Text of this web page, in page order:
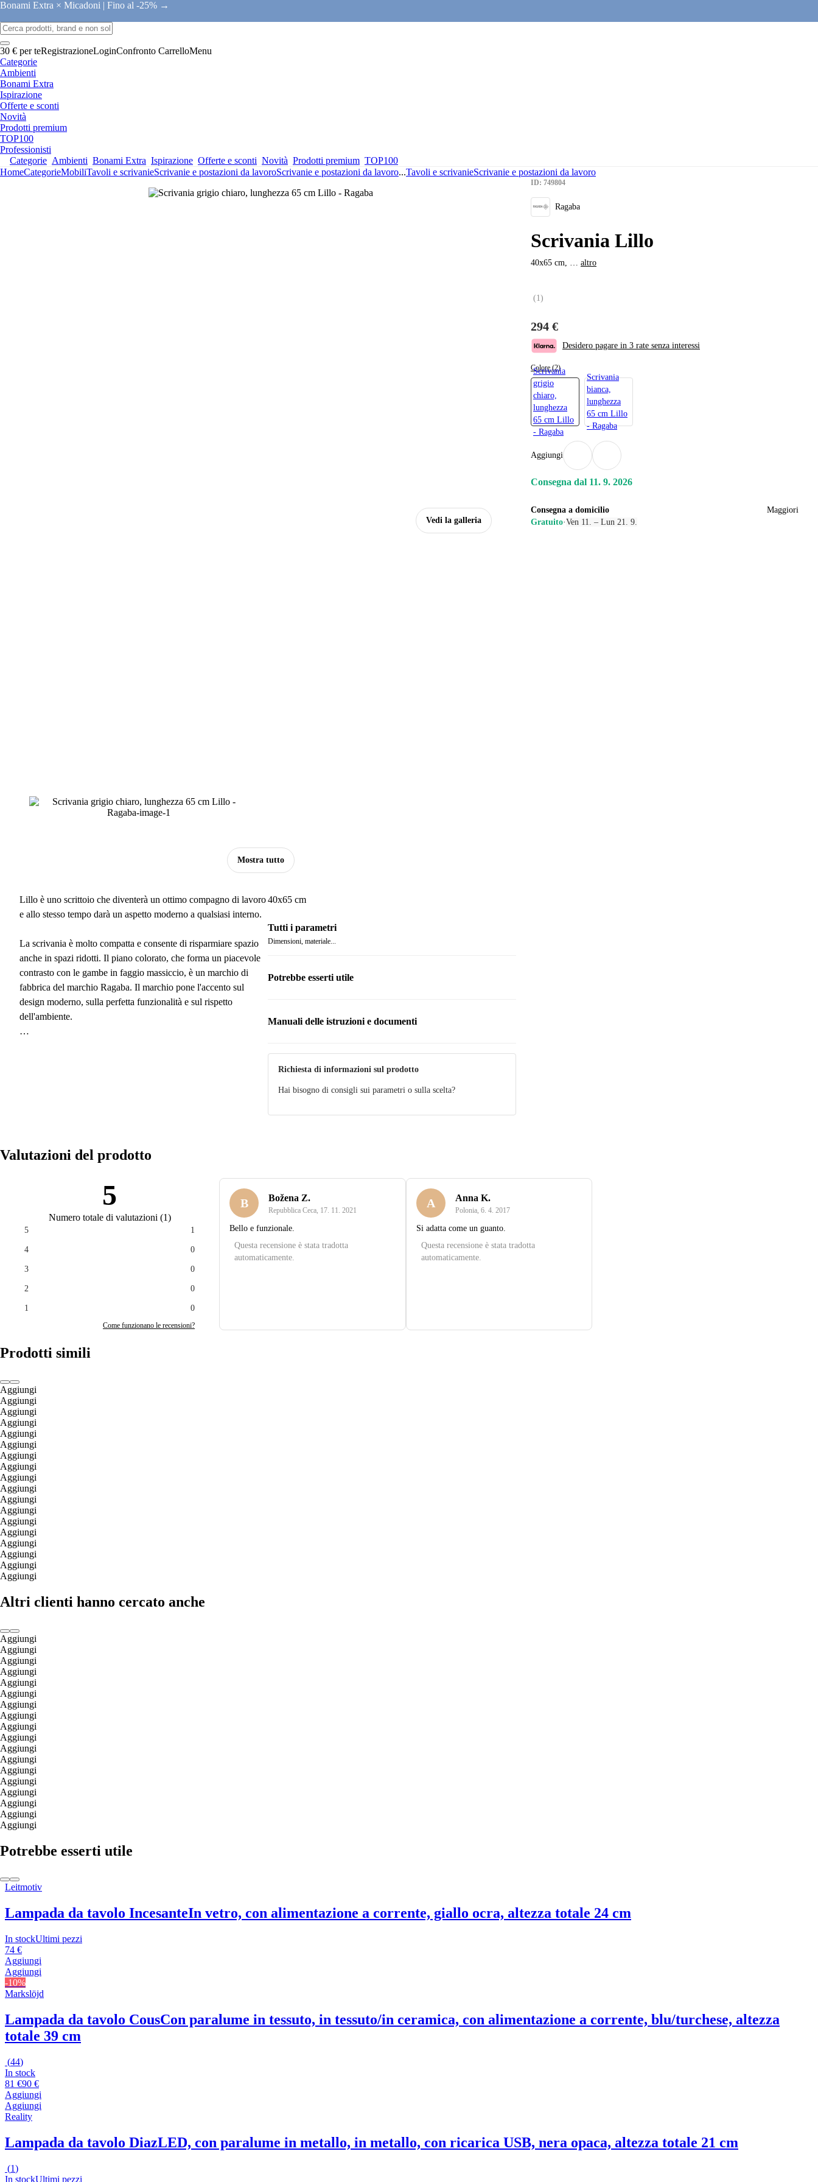
Bonami Extra × Micadoni | Fino al -25% →
30 € per teRegistrazioneLoginConfronto CarrelloMenu
Categorie
Ambienti
Bonami Extra
Ispirazione
Offerte e sconti
Novità
Prodotti premium
TOP100
Professionisti
Categorie Ambienti Bonami Extra Ispirazione Offerte e sconti Novità Prodotti premium TOP100
HomeCategorieMobiliTavoli e scrivanieScrivanie e postazioni da lavoroScrivanie e postazioni da lavoro...Tavoli e scrivanieScrivanie e postazioni da lavoro
Vedi la galleria
Mostra tutto
ID: 749804
Ragaba
Scrivania Lillo
40x65 cm, … altro
(1 )
294 €
Desidero pagare in 3 rate senza interessi
Colore (2)
Scrivania
grigio
chiaro,
lunghezza
65 cm Lillo
- Ragaba
Scrivania
bianca,
lunghezza
65 cm Lillo
- Ragaba
Aggiungi
Consegna dal 11. 9. 2026
Consegna a domicilio
Gratuito·Ven 11. – Lun 21. 9.
Maggiori
Lillo è uno scrittoio che diventerà un ottimo compagno di lavoro
e allo stesso tempo darà un aspetto moderno a qualsiasi interno.
La scrivania è molto compatta e consente di risparmiare spazio
anche in spazi ridotti. Il piano colorato, che forma un piacevole
contrasto con le gambe in faggio massiccio, è un marchio di
fabbrica del marchio Ragaba. Il marchio pone l'accento sul
design moderno, sulla perfetta funzionalità e sul rispetto
dell'ambiente.
40x65 cm
Tutti i parametri
Dimensioni, materiale...
Potrebbe esserti utile
Manuali delle istruzioni e documenti
Richiesta di informazioni sul prodotto
Hai bisogno di consigli sui parametri o sulla scelta?
Valutazioni del prodotto
5
Numero totale di valutazioni (1)
5 1
4 0
3 0
2 0
1 0
Come funzionano le recensioni?
B Božena Z.
Repubblica Ceca, 17. 11. 2021
Bello e funzionale.
Questa recensione è stata tradotta
automaticamente.
A Anna K.
Polonia, 6. 4. 2017
Si adatta come un guanto.
Questa recensione è stata tradotta
automaticamente.
Prodotti simili
Aggiungi
Aggiungi
Aggiungi
Aggiungi
Aggiungi
Aggiungi
Aggiungi
Aggiungi
Aggiungi
Aggiungi
Aggiungi
Aggiungi
Aggiungi
Aggiungi
Aggiungi
Aggiungi
Aggiungi
Aggiungi
Altri clienti hanno cercato anche
Aggiungi
Aggiungi
Aggiungi
Aggiungi
Aggiungi
Aggiungi
Aggiungi
Aggiungi
Aggiungi
Aggiungi
Aggiungi
Aggiungi
Aggiungi
Aggiungi
Aggiungi
Aggiungi
Aggiungi
Aggiungi
Potrebbe esserti utile
Leitmotiv
Lampada da tavolo IncesanteIn vetro, con alimentazione a corrente, giallo ocra, altezza totale 24 cm
In stockUltimi pezzi
74 €
Aggiungi
Aggiungi
-10%
Markslöjd
Lampada da tavolo CousCon paralume in tessuto, in tessuto/in ceramica, con alimentazione a corrente, blu/turchese, altezza
totale 39 cm
(44)
In stock
81 €90 €
Aggiungi
Aggiungi
Reality
Lampada da tavolo DiazLED, con paralume in metallo, in metallo, con ricarica USB, nera opaca, altezza totale 21 cm
(1)
In stockUltimi pezzi